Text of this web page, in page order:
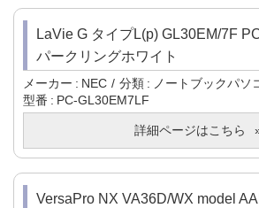
LaVie G タイプL(p) GL30EM/7F
パークリングホワイト
メーカー NEC 分類
ノートブックパソ
型番
PC-GL30EM7LF
詳細ページはこちら
VersaPro NX VA36D/WX model